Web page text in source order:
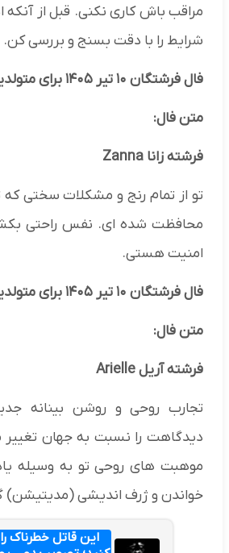
مراقب باش کاری نکنی. قبل از
شرایط را با دقت بسنج و بررسی کن.
فال فرشتگان ۱۰ تیر ۱۴۰۵ برای متولدین بهمن
متن فال:
فرشته زانا Zanna
تو از تمام رنج و مشکلات سختی که
محافظت شده ای. نفس راحتی
امنیت هستی.
فال فرشتگان ۱۰ تیر ۱۴۰۵ برای متولدین اسفند
متن فال:
فرشته آریل Arielle
تجارب روحی و روشن بینانه
دیدگاهت را نسبت به جهان تغییر
موهبت های روحی تو به وسیله
خواندن و ژرف اندیشی (مدیتیشن)
این قاتل خطرناک